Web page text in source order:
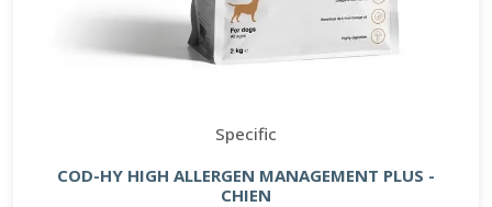
Specific
COD-HY HIGH ALLERGEN MANAGEMENT PLUS -
CHIEN